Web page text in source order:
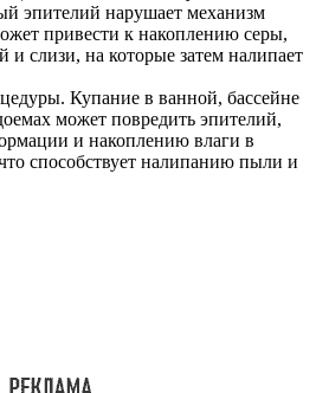
эпителий нарушает механизм
привести к накоплению серы,
слизи, на которые затем налипает
Купание в ванной, бассейне
может повредить эпителий,
и накоплению влаги в
способствует налипанию пыли и